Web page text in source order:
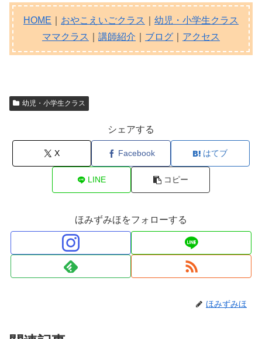
HOME おやこえいごクラス
幼児・小学生クラス
ママクラス
講師紹介 ブログ アクセス
幼児・小学生クラス
シェアする
X Facebook はてブ
LINE コピー
ほみずみほをフォローする
ほみずみほ